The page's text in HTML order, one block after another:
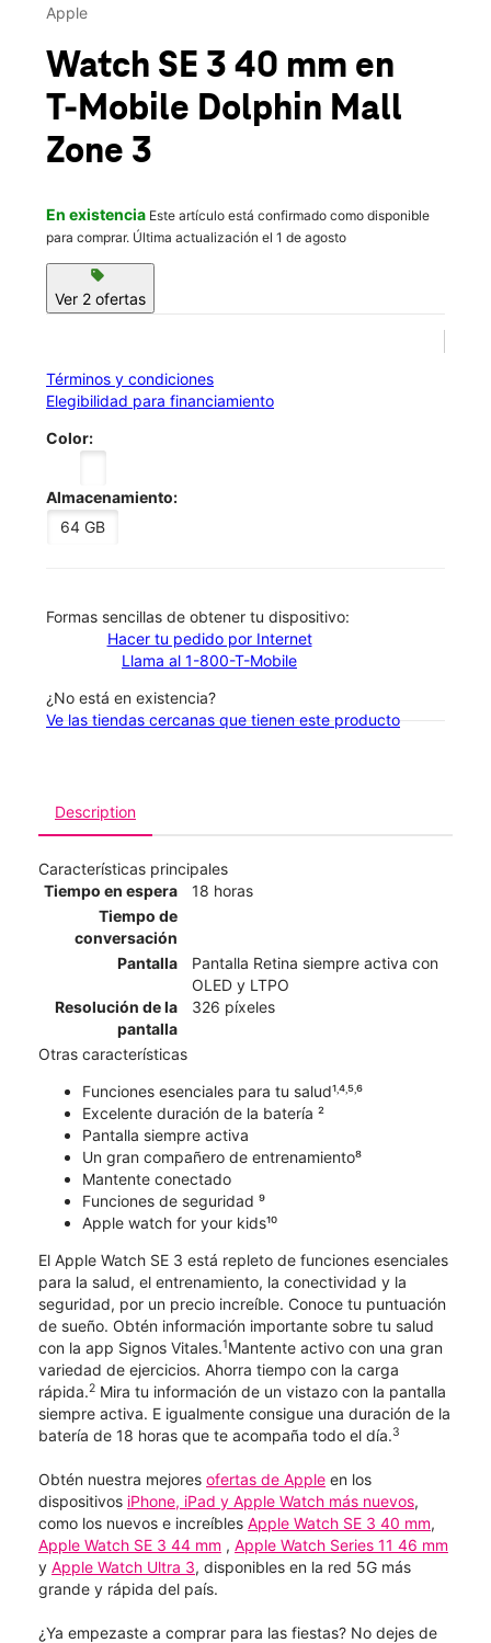
Vie.:
location_on
11401 NW 12th St Ste 212 Miami, FL 33172
Apple
Watch SE 3 40 mm en
T-Mobile Dolphin Mall
Zone 3
En existencia Este artículo está confirmado como disponible
para comprar. Última actualización el 1 de agosto
sell
Ver 2 ofertas
Términos y condiciones
Elegibilidad para financiamiento
Color:
Almacenamiento:
64 GB
​​​​​​​Formas sencillas de obtener tu dispositivo:
Hacer tu pedido por Internet
Llama al 1-800-T-Mobile
¿No está en existencia?
Ve las tiendas cercanas que tienen este producto
Description
Características principales
Tiempo en espera
18 horas
Tiempo de
conversación
Pantalla
Pantalla Retina siempre activa con
OLED y LTPO
Resolución de la
pantalla
326 píxeles
Otras características
Funciones esenciales para tu salud¹˒⁴˒⁵˒⁶
Excelente duración de la batería ²
Pantalla siempre activa
Un gran compañero de entrenamiento⁸
Mantente conectado
Funciones de seguridad ⁹
Apple watch for your kids¹⁰
El Apple Watch SE 3 está repleto de funciones esenciales
para la salud, el entrenamiento, la conectividad y la
seguridad, por un precio increíble. Conoce tu puntuación
de sueño. Obtén información importante sobre tu salud
con la app Signos Vitales.1Mantente activo con una gran
variedad de ejercicios. Ahorra tiempo con la carga
rápida.2 Mira tu información de un vistazo con la pantalla
siempre activa. E igualmente consigue una duración de la
batería de 18 horas que te acompaña todo el día.3
Obtén nuestra mejores ofertas de Apple en los
dispositivos iPhone, iPad y Apple Watch más nuevos,
como los nuevos e increíbles Apple Watch SE 3 40 mm,
Apple Watch SE 3 44 mm , Apple Watch Series 11 46 mm
y Apple Watch Ultra 3, disponibles en la red 5G más
grande y rápida del país.
¿Ya empezaste a comprar para las fiestas? No dejes de